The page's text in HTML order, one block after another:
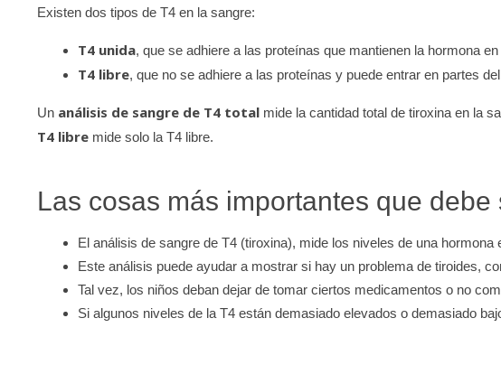
Existen dos tipos de T4 en la sangre:
T4 unida, que se adhiere a las proteínas que mantienen la hormona
T4 libre, que no se adhiere a las proteínas y puede entrar en partes
Un análisis de sangre de T4 total mide la cantidad total de tiroxina en la
T4 libre mide solo la T4 libre.
Las cosas más importantes que debe
El análisis de sangre de T4 (tiroxina), mide los niveles de una hormona
Este análisis puede ayudar a mostrar si hay un problema de tiroides,
Tal vez, los niños deban dejar de tomar ciertos medicamentos o no
Si algunos niveles de la T4 están demasiado elevados o demasiado